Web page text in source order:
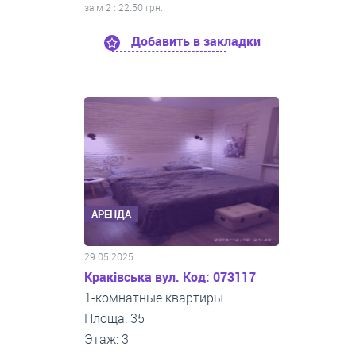
за м 2 : 22.50 грн.
Добавить в закладки
АРЕНДА
29.05.2025
Краківська вул. Код: 073117
1-комнатные квартиры
Площа: 35
Этаж: 3